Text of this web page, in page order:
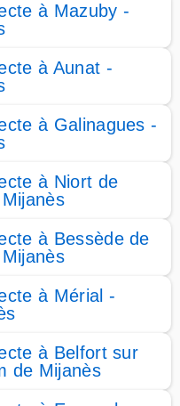
à Mazuby -
à Aunat -
à Galinagues -
à Niort de
à Bessède de
à Mérial -
à Belfort sur
de Mijanès